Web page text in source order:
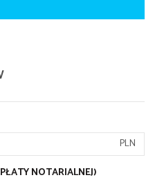
PLN
NOTARIALNEJ)